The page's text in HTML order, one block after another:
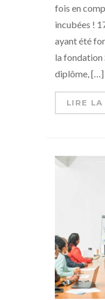
fois en
incubées !
ayant été
la fondation
diplôme, […]
LIRE LA